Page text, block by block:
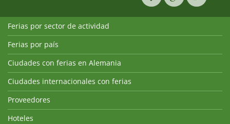
Ferias por sector de actividad
Ferias por país
Ciudades con ferias en Alemania
Ciudades internacionales con ferias
Proveedores
Hoteles